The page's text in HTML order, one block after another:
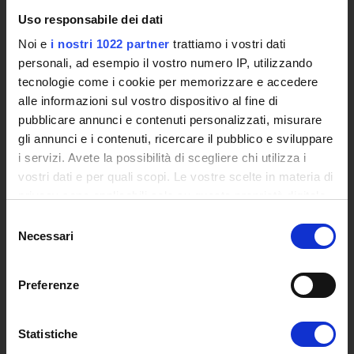
Uso responsabile dei dati
Noi e i nostri 1022 partner trattiamo i vostri dati
personali, ad esempio il vostro numero IP, utilizzando
tecnologie come i cookie per memorizzare e accedere
alle informazioni sul vostro dispositivo al fine di
pubblicare annunci e contenuti personalizzati, misurare
gli annunci e i contenuti, ricercare il pubblico e sviluppare
i servizi. Avete la possibilità di scegliere chi utilizza i
vostri dati e per quali scopi. Le vostre scelte in materia di
modificare o revocare il proprio consenso in qualsiasi
momento dalla Dichiarazione sui cookie o facendo clic
raccogliere informazioni sulla tua posizione
geografica, con un'approssimazione di qualche
delNecessari
Preferenze
Statistiche
Siti Istituzionali e Progetti Interuniversitari
Accesso alla Banca Dati di Segreteria Online
Posta Elettronica Certificata - PEC
Bacheca del Rettore
DIDATTICA
Corsi di Laurea
Percorsi abilitanti di formazione iniziale degli insegnanti
Certificazioni e Alta Formazione Professionale